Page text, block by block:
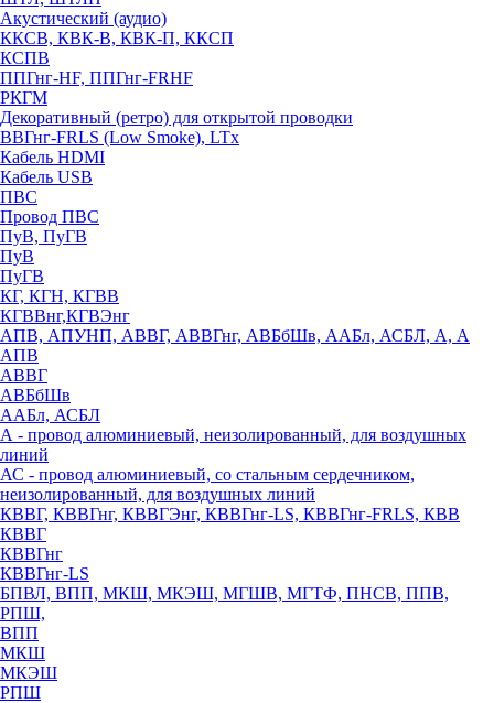
Акустический (аудио)
ККСВ, КВК-В, КВК-П, ККСП
КСПВ
ППГнг-HF, ППГнг-FRHF
РКГМ
Декоративный (ретро) для открытой проводки
ВВГнг-FRLS (Low Smoke), LTx
Кабель HDMI
Кабель USB
ПВС
Провод ПВС
ПуВ, ПуГВ
ПуВ
ПуГВ
КГ, КГН, КГВВ
КГВВнг,КГВЭнг
АПВ, АПУНП, АВВГ, АВВГнг, АВБбШв, ААБл, АСБЛ, А, А
АПВ
АВВГ
АВБбШв
ААБл, АСБЛ
А - провод алюминиевый, неизолированный, для воздушных
линий
АС - провод алюминиевый, со стальным сердечником,
неизолированный, для воздушных линий
КВВГ, КВВГнг, КВВГЭнг, КВВГнг-LS, КВВГнг-FRLS, КВВ
КВВГ
КВВГнг
КВВГнг-LS
БПВЛ, ВПП, МКШ, МКЭШ, МГШВ, МГТФ, ПНСВ, ППВ,
РПШ,
ВПП
МКШ
МКЭШ
РПШ